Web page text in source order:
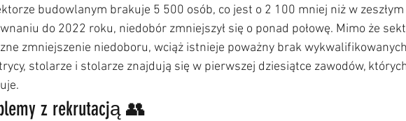
budowlanym brakuje 5 500 osób, co jest o 2 100 mniej niż w zeszłym
do 2022 roku, niedobór zmniejszył się o ponad połowę. Mimo że
zmniejszenie niedoboru, wciąż istnieje poważny brak
stolarze i stolarze znajdują się w pierwszej dziesiątce zawodów,
z rekrutacją 👥